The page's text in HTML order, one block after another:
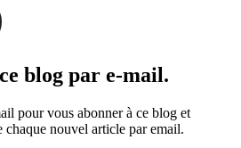
blog par e-mail.
pour vous abonner à ce blog et
nouvel article par email.